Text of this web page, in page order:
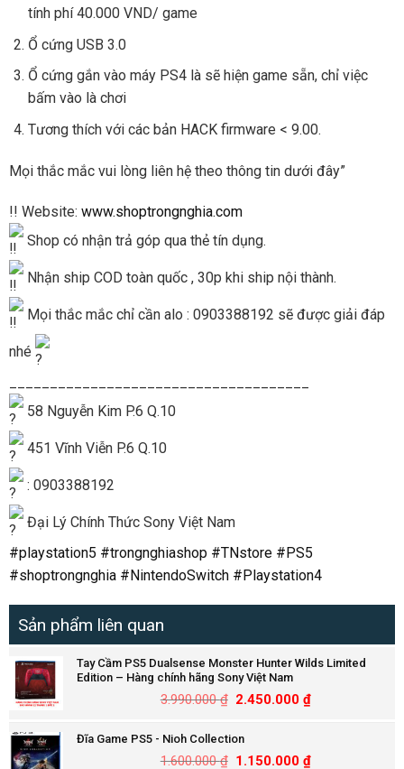
tính phí 40.000 VND/ game
Ổ cứng USB 3.0
Ổ cứng gắn vào máy PS4 là sẽ hiện game sẵn, chỉ việc
bấm vào là chơi
Tương thích với các bản HACK firmware < 9.00.
Mọi thắc mắc vui lòng liên hệ theo thông tin dưới đây”
!! Website: www.shoptrongnghia.com
Shop có nhận trả góp qua thẻ tín dụng.
Nhận ship COD toàn quốc , 30p khi ship nội thành.
Mọi thắc mắc chỉ cần alo : 0903388192 sẽ được giải đáp
nhé
58 Nguyễn Kim P.6 Q.10
451 Vĩnh Viễn P.6 Q.10
: 0903388192
Đại Lý Chính Thức Sony Việt Nam
#playstation5 #trongnghiashop #TNstore #PS5
#shoptrongnghia #NintendoSwitch #Playstation4
Sản phẩm liên quan
Tay Cầm PS5 Dualsense Monster Hunter Wilds Limited
Edition – Hàng chính hãng Sony Việt Nam
3.990.000₫ 2.450.000₫
Đĩa Game PS5 - Nioh Collection
1.600.000₫ 1.150.000₫